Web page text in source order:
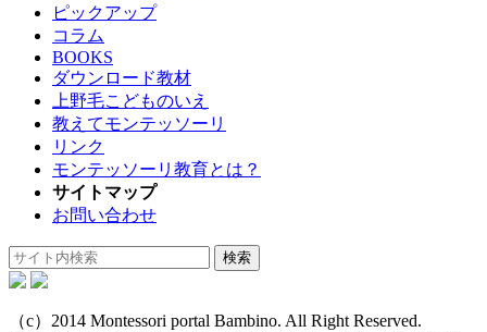
ピックアップ
コラム
BOOKS
ダウンロード教材
上野毛こどものいえ
教えてモンテッソーリ
リンク
モンテッソーリ教育とは？
サイトマップ
お問い合わせ
（c）2014 Montessori portal Bambino. All Right Reserved.